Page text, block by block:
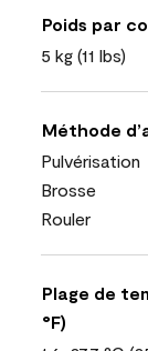
Poids par
5 kg (11 lbs)
Méthode
Pulvérisation
Brosse
Rouler
Plage de
°F)